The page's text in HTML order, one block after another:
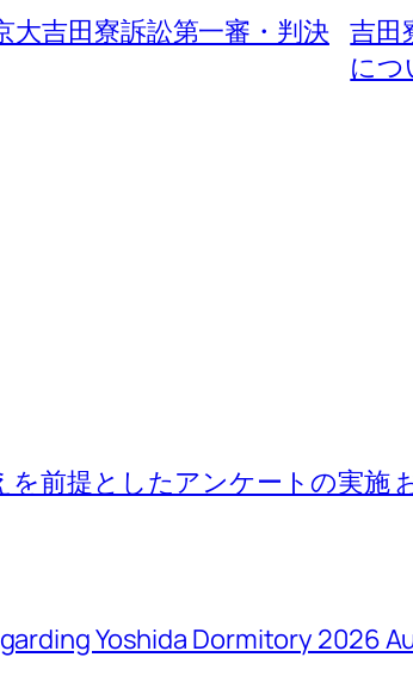
大吉田寮訴訟第一審・判決 吉田
につ
前提としたアンケートの実施
Yoshida Dormitory 2026